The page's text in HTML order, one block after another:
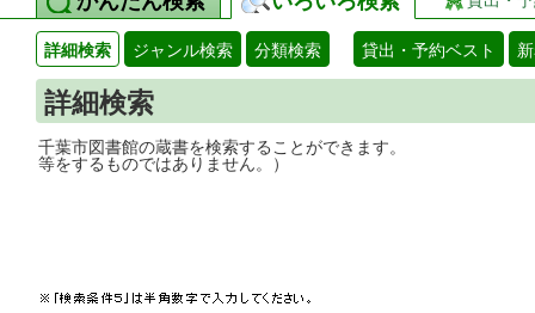
詳細検索 ジャンル検索 分類検索 貸出・予約ベスト
詳細検索
千葉市図書館の蔵書を検索することがで
等をするものではありません。）